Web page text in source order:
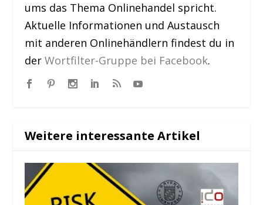
ums das Thema Onlinehandel spricht.
Aktuelle Informationen und Austausch
mit anderen Onlinehändlern findest du in
derWortfilter-Gruppe bei Facebook.
Weitere interessante Artikel